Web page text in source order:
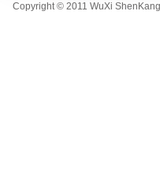
Copyright © 2011 WuXi